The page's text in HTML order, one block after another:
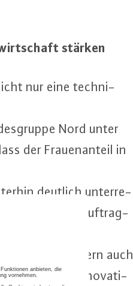
stärken
nur eine tech­ni­
Nord unter
der Frau­en­an­teil in
deutlich un­ter­re­
sondern auch
für In­no­va­ti­